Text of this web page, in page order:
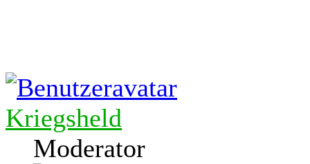
Kriegsheld
Moderator